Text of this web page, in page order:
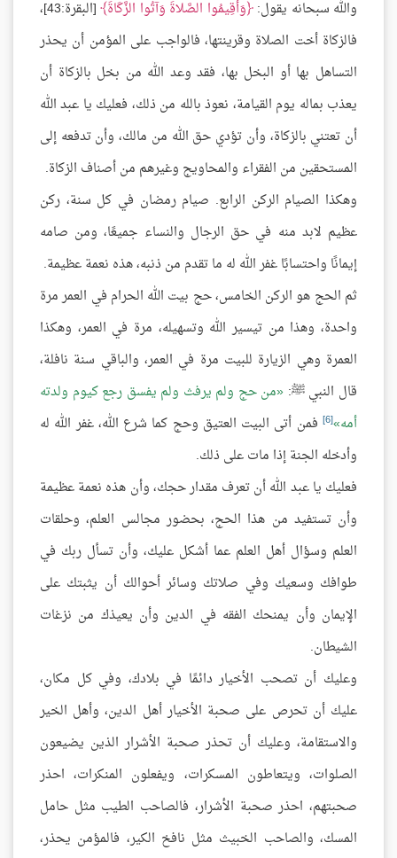
والله سبحانه يقول: وَأَقِيمُوا الصَّلاةَ وَآتُوا الزَّكَاةَ
[البقرة:43]،
فالزكاة أخت الصلاة وقرينتها، فالواجب على المؤمن أن يحذر
التساهل بها أو البخل بها، فقد وعد الله من بخل بالزكاة أن
يعذب بماله يوم القيامة، نعوذ بالله من ذلك، فعليك يا عبد الله
أن تعتني بالزكاة، وأن تؤدي حق الله من مالك، وأن تدفعه إلى
المستحقين من الفقراء والمحاويج وغيرهم من أصناف الزكاة.
وهكذا الصيام الركن الرابع. صيام رمضان في كل سنة، ركن
عظيم لابد منه في حق الرجال والنساء جميعًا، ومن صامه
إيمانًا واحتسابًا غفر الله له ما تقدم من ذنبه، هذه نعمة عظيمة.
ثم الحج هو الركن الخامس، حج بيت الله الحرام في العمر مرة
واحدة، وهذا من تيسير الله وتسهيله، مرة في العمر، وهكذا
العمرة وهي الزيارة للبيت مرة في العمر، والباقي سنة نافلة،
قال النبي ﷺ: من حج ولم يرفث ولم يفسق رجع كيوم ولدته
أمه [6]
فمن أتى البيت العتيق وحج كما شرع الله، غفر الله له
وأدخله الجنة إذا مات على ذلك.
فعليك يا عبد الله أن تعرف مقدار حجك، وأن هذه نعمة عظيمة
وأن تستفيد من هذا الحج، بحضور مجالس العلم، وحلقات
العلم وسؤال أهل العلم عما أشكل عليك، وأن تسأل ربك في
طوافك وسعيك وفي صلاتك وسائر أحوالك أن يثبتك على
الإيمان وأن يمنحك الفقه في الدين وأن يعيذك من نزغات
الشيطان.
وعليك أن تصحب الأخيار دائمًا في بلادك، وفي كل مكان،
عليك أن تحرص على صحبة الأخيار أهل الدين، وأهل الخير
والاستقامة، وعليك أن تحذر صحبة الأشرار الذين يضيعون
الصلوات، ويتعاطون المسكرات، ويفعلون المنكرات، احذر
صحبتهم، احذر صحبة الأشرار، فالصاحب الطيب مثل حامل
المسك، والصاحب الخبيث مثل نافخ الكير، فالمؤمن يحذر،